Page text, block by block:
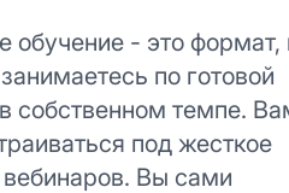
обучение - это формат,
по готовой
собственном темпе.
под жесткое
Вы сами